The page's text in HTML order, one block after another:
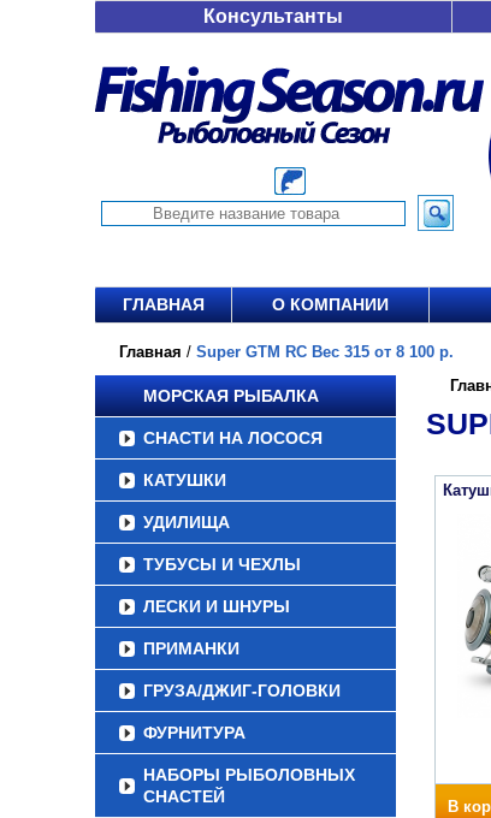
Консультанты
ГЛАВНАЯ О КОМПАНИИ
Главная / Super GTM RC Вес 315 от 8 100 р.
МОРСКАЯ РЫБАЛКА
СНАСТИ НА ЛОСОСЯ
КАТУШКИ
УДИЛИЩА
ТУБУСЫ И ЧЕХЛЫ
ЛЕСКИ И ШНУРЫ
ПРИМАНКИ
ГРУЗА/ДЖИГ-ГОЛОВКИ
ФУРНИТУРА
НАБОРЫ РЫБОЛОВНЫХ
СНАСТЕЙ
В